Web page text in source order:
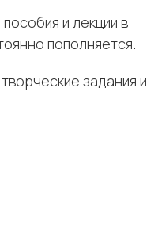
и лекции в
пополняется.
задания и